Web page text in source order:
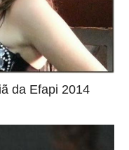
da Efapi 2014